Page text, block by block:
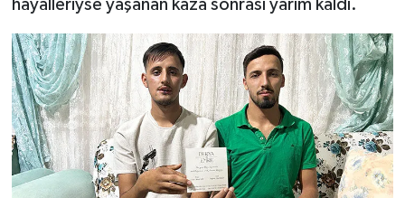
hayalleriyse yaşanan kaza sonrası yarım kaldı.